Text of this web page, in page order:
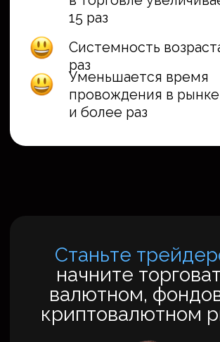
aezuev Телеграмм канал